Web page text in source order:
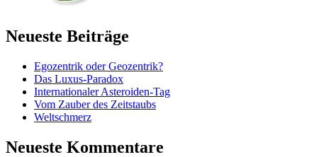
Neueste Beiträge
Egozentrik oder Geozentrik?
Das Luxus-Paradox
Internationaler Asteroiden-Tag
Vom Zauber des Zeitstaubs
Weltschmerz
Neueste Kommentare